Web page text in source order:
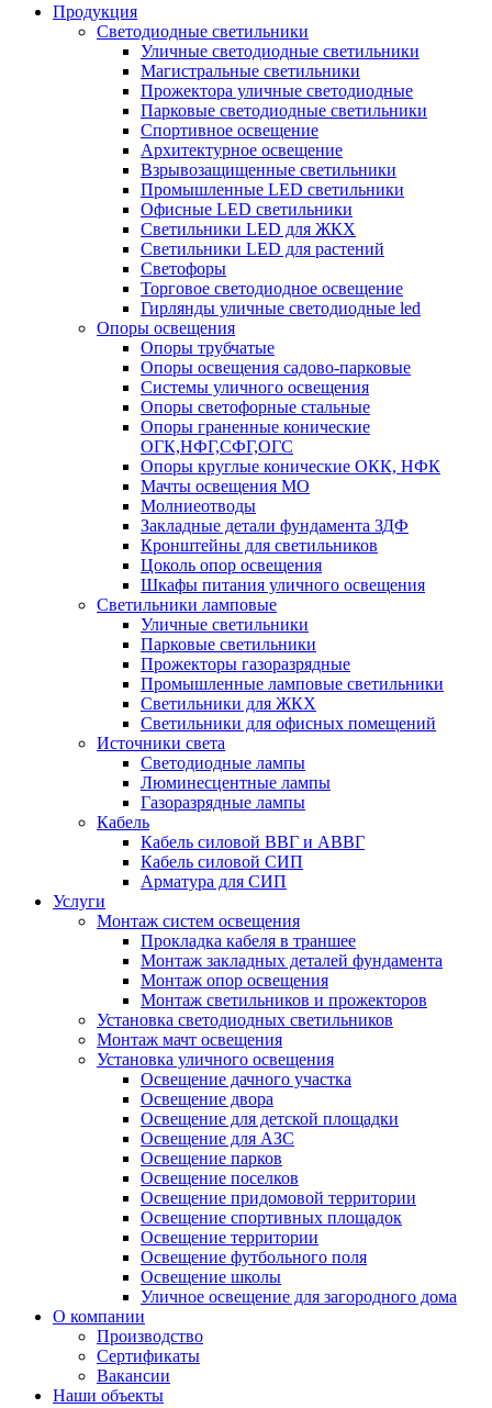
Продукция
Светодиодные светильники
Уличные светодиодные светильники
Магистральные светильники
Прожектора уличные светодиодные
Парковые светодиодные светильники
Спортивное освещение
Архитектурное освещение
Взрывозащищенные светильники
Промышленные LED светильники
Офисные LED светильники
Cветильники LED для ЖКХ
Светильники LED для растений
Светофоры
Торговое светодиодное освещение
Гирлянды уличные светодиодные led
Опоры освещения
Опоры трубчатые
Опоры освещения садово-парковые
Системы уличного освещения
Опоры светофорные стальные
Опоры граненные конические
ОГК,НФГ,СФГ,ОГС
Опоры круглые конические ОКК, НФК
Мачты освещения МО
Молниеотводы
Закладные детали фундамента ЗДФ
Кронштейны для светильников
Цоколь опор освещения
Шкафы питания уличного освещения
Светильники ламповые
Уличные светильники
Парковые светильники
Прожекторы газоразрядные
Промышленные ламповые светильники
Светильники для ЖКХ
Светильники для офисных помещений
Источники света
Светодиодные лампы
Люминесцентные лампы
Газоразрядные лампы
Кабель
Кабель силовой ВВГ и АВВГ
Кабель силовой СИП
Арматура для СИП
Услуги
Монтаж систем освещения
Прокладка кабеля в траншее
Монтаж закладных деталей фундамента
Монтаж опор освещения
Монтаж светильников и прожекторов
Установка светодиодных светильников
Монтаж мачт освещения
Установка уличного освещения
Освещение дачного участка
Освещение двора
Освещение для детской площадки
Освещение для АЗС
Освещение парков
Освещение поселков
Освещение придомовой территории
Освещение спортивных площадок
Освещение территории
Освещение футбольного поля
Освещение школы
Уличное освещение для загородного дома
О компании
Производство
Сертификаты
Вакансии
Наши объекты